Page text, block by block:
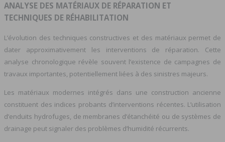
ANALYSE DES MATÉRIAUX DE RÉPARATION ET
TECHNIQUES DE RÉHABILITATION
L’évolution des techniques constructives et des matériaux permet de
dater approximativement les interventions de réparation. Cette
analyse chronologique révèle souvent l’existence de campagnes de
travaux importantes, potentiellement liées à des sinistres majeurs.
Les matériaux modernes intégrés dans une construction ancienne
constituent des indices probants d’interventions récentes. L’utilisation
d’enduits hydrofuges, de membranes d’étanchéité ou de systèmes de
drainage peut signaler des problèmes d’humidité récurrents.